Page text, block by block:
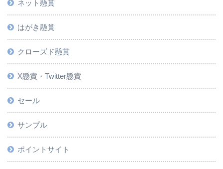
ネット懸賞
はがき懸賞
クローズド懸賞
X懸賞・Twitter懸賞
セール
サンプル
ポイントサイト